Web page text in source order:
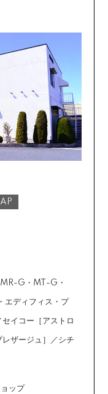
G・MT-G・
エディフィス・プ
イコー［アストロ
ザージュ］／シチ
ップ